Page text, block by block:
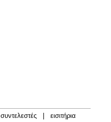
συντελεστές | εισιτήρια